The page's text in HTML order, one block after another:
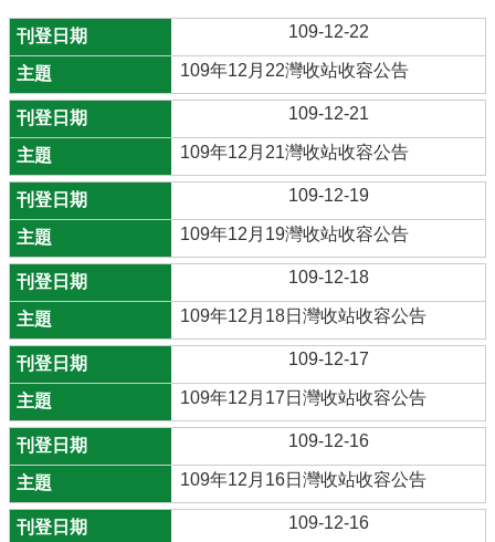
109-12-22
109年12月22灣收站收容公告
109-12-21
109年12月21灣收站收容公告
109-12-19
109年12月19灣收站收容公告
109-12-18
109年12月18日灣收站收容公告
109-12-17
109年12月17日灣收站收容公告
109-12-16
109年12月16日灣收站收容公告
109-12-16